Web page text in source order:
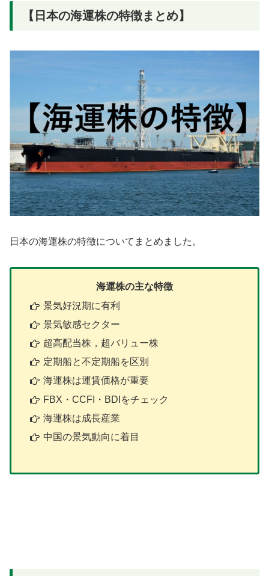
【日本の海運株の特徴まとめ】
日本の海運株の特徴についてまとめました。
海運株の主な特徴
景気好況期に有利
景気敏感セクター
超高配当株，超バリュー株
定期船と不定期船を区別
海運株は運賃価格が重要
FBX・CCFI・BDIをチェック
海運株は成長産業
中国の景気動向に着目